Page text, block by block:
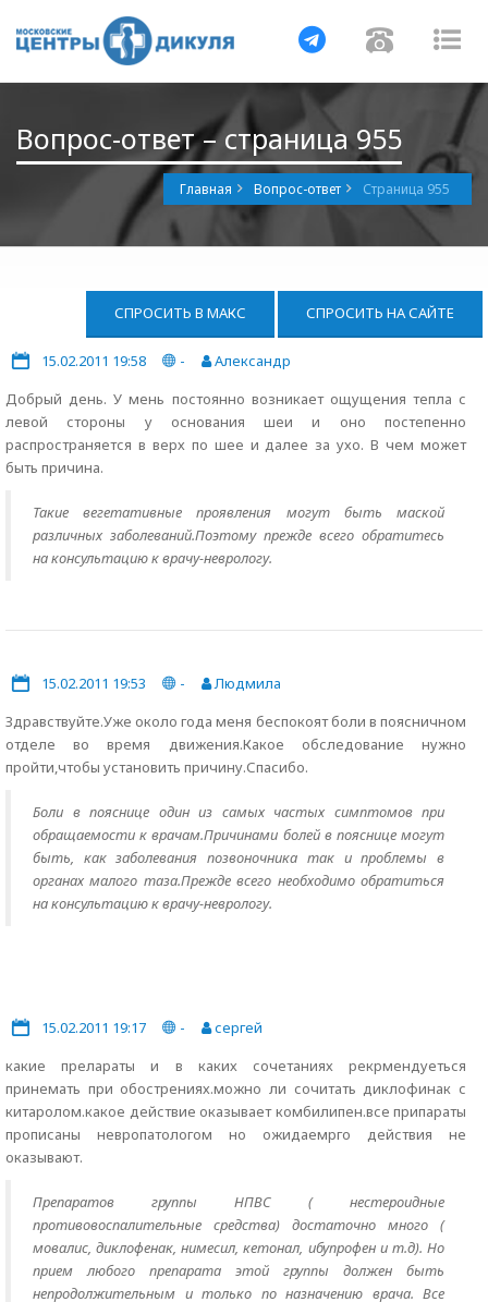
Навигация
Вопрос-ответ – страница 955
Главная Вопрос-ответ Страница 955
СПРОСИТЬ В МАКС СПРОСИТЬ НА САЙТЕ
15.02.2011 19:58 -
Александр
Добрый день. У мень постоянно возникает ощущения тепла с
левой стороны у основания шеи и оно постепенно
распространяется в верх по шее и далее за ухо. В чем может
быть причина.
Такие вегетативные проявления могут быть маской
различных заболеваний.Поэтому прежде всего обратитесь
на консультацию к врачу-неврологу.
15.02.2011 19:53 -
Людмила
Здравствуйте.Уже около года меня беспокоят боли в поясничном
отделе во время движения.Какое обследование нужно
пройти,чтобы установить причину.Спасибо.
Боли в пояснице один из самых частых симптомов при
обращаемости к врачам.Причинами болей в пояснице могут
быть, как заболевания позвоночника так и проблемы в
органах малого таза.Прежде всего необходимо обратиться
на консультацию к врачу-неврологу.
15.02.2011 19:17 -
сергей
какие прелараты и в каких сочетаниях рекрмендуеться
принемать при обострениях.можно ли сочитать диклофинак с
китаролом.какое действие оказывает комбилипен.все припараты
прописаны невропатологом но ожидаемрго действия не
оказывают.
Препаратов группы НПВС ( нестероидные
противовоспалительные средства) достаточно много (
мовалис, диклофенак, нимесил, кетонал, ибупрофен и т.д). Но
прием любого препарата этой группы должен быть
непродолжительным и только по назначению врача. Все